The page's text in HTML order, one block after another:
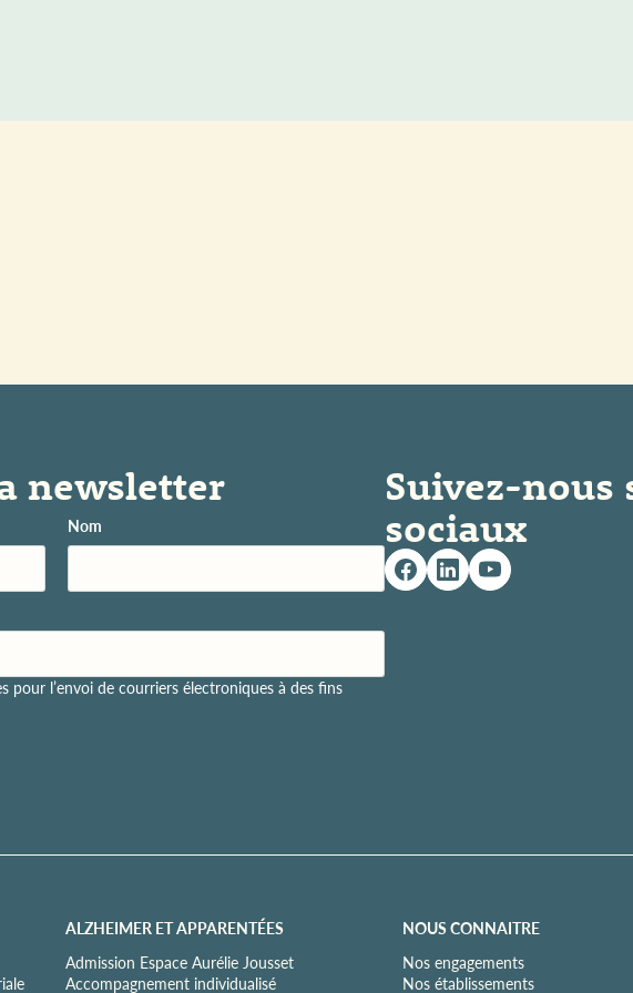
newsletter
Nom
pour l’envoi de courriers électroniques à des fins
Suivez-nous
sociaux
ALZHEIMER ET APPARENTÉES
Admission Espace Aurélie Jousset
Accompagnement individualisé
NOUS CONNAITRE
Nos engagements
Nos établissements